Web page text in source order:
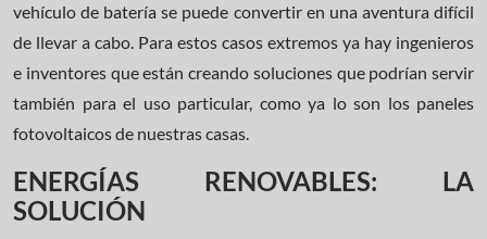
vehículo de batería se puede convertir en una aventura difícil
de llevar a cabo. Para estos casos extremos ya hay ingenieros
e inventores que están creando soluciones que podrían servir
también para el uso particular, como ya lo son los paneles
fotovoltaicos de nuestras casas.
ENERGÍAS RENOVABLES: LA
SOLUCIÓN